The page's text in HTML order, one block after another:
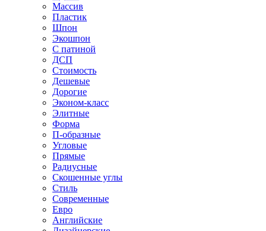
Массив
Пластик
Шпон
Экошпон
С патиной
ДСП
Стоимость
Дешевые
Дорогие
Эконом-класс
Элитные
Форма
П-образные
Угловые
Прямые
Радиусные
Скошенные углы
Стиль
Современные
Евро
Английские